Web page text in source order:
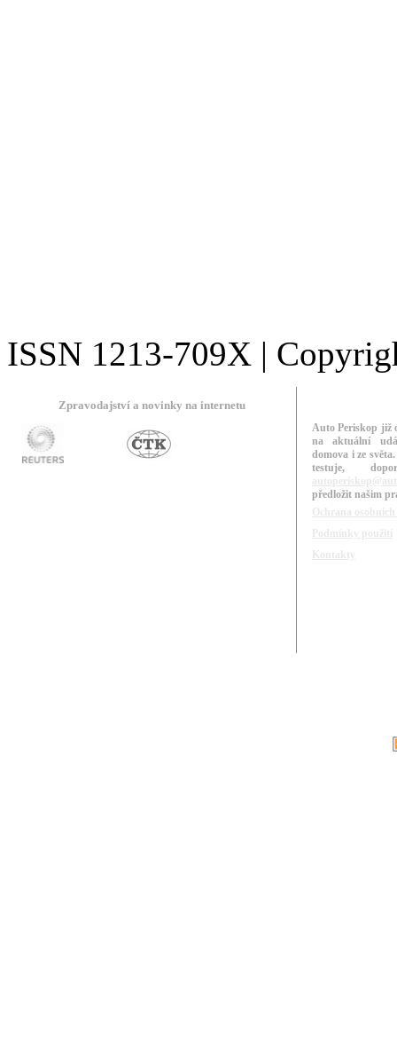
ISSN 1213-709X |
Zpravodajství a novinky na internetu
Auto Periskop již
na aktuální
domova i ze
testuje,
předložit našim